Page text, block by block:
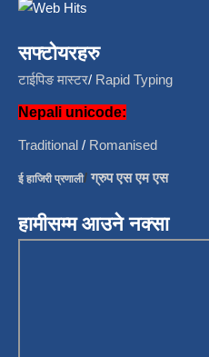
सफ्टोयरहरु
टाईपिङ मास्टर/ Rapid Typing
Nepali unicode:
Traditional / Romanised
ई हाजिरी प्रणाली/ग्रुप एस एम एस
हामीसम्म आउने नक्सा